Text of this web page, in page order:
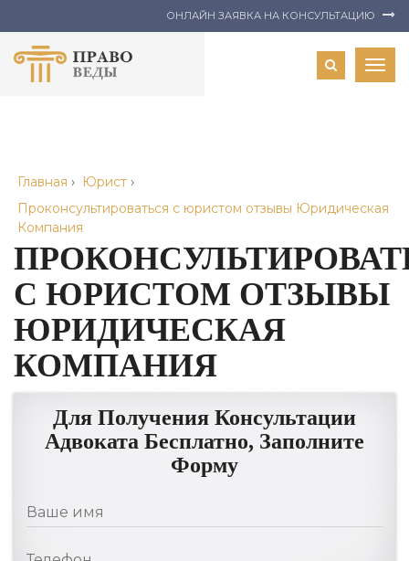
ОНЛАЙН ЗАЯВКА НА КОНСУЛЬТАЦИЮ
Главная › Юрист ›
Проконсультироваться с юристом отзывы Юридическая
Компания
С ЮРИСТОМ ОТЗЫВЫ
ЮРИДИЧЕСКАЯ
КОМПАНИЯ
Для Получения Консультации
Адвоката Бесплатно, Заполните
Форму